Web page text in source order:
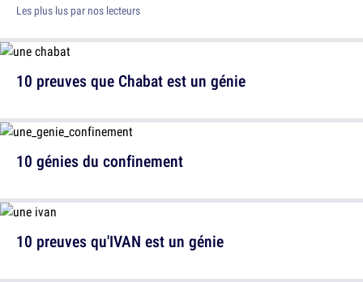
Les plus lus par nos lecteurs
10 preuves que Chabat est un génie
10 preuves qu'IVAN est un génie
10 génies du confinement